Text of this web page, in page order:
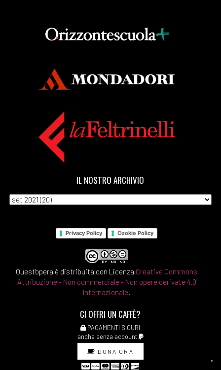
IL NOSTRO ARCHIVIO
Privacy Policy Cookie Policy
Quest'opera è distribuita con Licenza Creative Commons
Attribuzione - Non commerciale - Non opere derivate 4.0
Internazionale.
CI OFFRI UN CAFFÈ?
PAGAMENTI SICURI
anche senza account
DONA ORA